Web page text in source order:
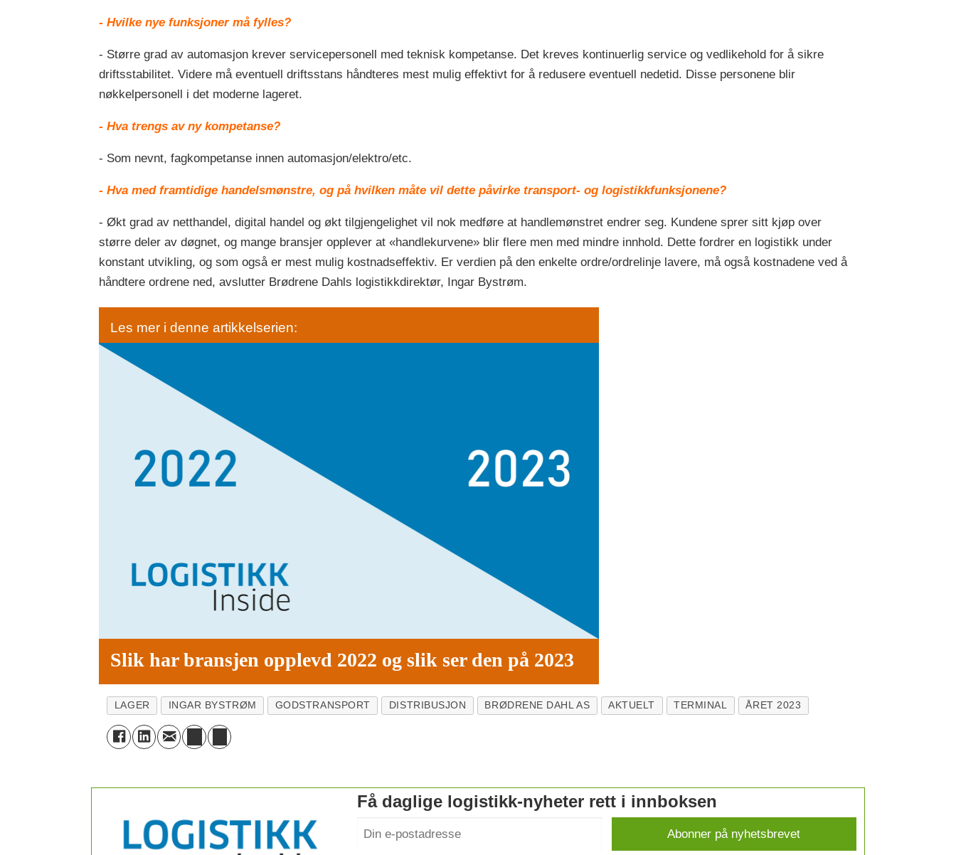
- Hvilke nye funksjoner må fylles?
- Større grad av automasjon krever servicepersonell med teknisk kompetanse. Det kreves kontinuerlig service og vedlikehold for å sikre
driftsstabilitet. Videre må eventuell driftsstans håndteres mest mulig effektivt for å redusere eventuell nedetid. Disse personene blir
nøkkelpersonell i det moderne lageret.
- Hva trengs av ny kompetanse?
- Som nevnt, fagkompetanse innen automasjon/elektro/etc.
- Hva med framtidige handelsmønstre, og på hvilken måte vil dette påvirke transport- og logistikkfunksjonene?
- Økt grad av netthandel, digital handel og økt tilgjengelighet vil nok medføre at handlemønstret endrer seg. Kundene sprer sitt kjøp over
større deler av døgnet, og mange bransjer opplever at «handlekurvene» blir flere men med mindre innhold. Dette fordrer en logistikk under
konstant utvikling, og som også er mest mulig kostnadseffektiv. Er verdien på den enkelte ordre/ordrelinje lavere, må også kostnadene ved å
håndtere ordrene ned, avslutter Brødrene Dahls logistikkdirektør, Ingar Bystrøm.
Les mer i denne artikkelserien:
Slik har bransjen opplevd 2022 og slik ser den på 2023
LAGER INGAR BYSTRØM GODSTRANSPORT DISTRIBUSJON BRØDRENE DAHL AS AKTUELT TERMINAL ÅRET 2023
Få daglige logistikk-nyheter rett i innboksen